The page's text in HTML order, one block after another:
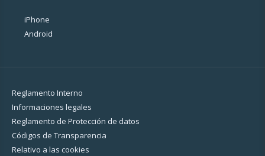
iPhone
Android
Reglamento Interno
Informaciones legales
Reglamento de Protección de datos
Códigos de Transparencia
Relativo a las cookies